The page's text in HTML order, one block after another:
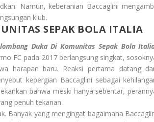
Namun, keberanian Baccaglini
klub.
SEPAK BOLA ITALIA
Duka Di Komunitas Sepak Bola
FC pada 2017 berlangsung singkat,
harapan baru. Reaksi pertama datang
kepergian Baccaglini sebagai
bahwa meski hanya sebentar,
penuh tekanan.
Banyak yang mengingat bagaimana